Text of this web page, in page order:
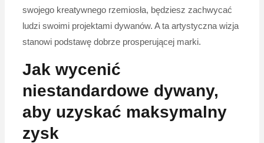
swojego kreatywnego rzemiosła, będziesz zachwycać
ludzi swoimi projektami dywanów. A ta artystyczna wizja
stanowi podstawę dobrze prosperującej marki.
Jak wycenić
niestandardowe dywany,
aby uzyskać maksymalny
zysk